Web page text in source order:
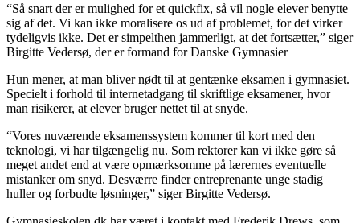
“Så snart der er mulighed for et quickfix, så vil nogle elever benytte
sig af det. Vi kan ikke moralisere os ud af problemet, for det virker
tydeligvis ikke. Det er simpelthen jammerligt, at det fortsætter,” siger
Birgitte Vedersø, der er formand for Danske Gymnasier
Hun mener, at man bliver nødt til at gentænke eksamen i gymnasiet.
Specielt i forhold til internetadgang til skriftlige eksamener, hvor
man risikerer, at elever bruger nettet til at snyde.
“Vores nuværende eksamenssystem kommer til kort med den
teknologi, vi har tilgængelig nu. Som rektorer kan vi ikke gøre så
meget andet end at være opmærksomme på lærernes eventuelle
mistanker om snyd. Desværre finder entreprenante unge stadig
huller og forbudte løsninger,” siger Birgitte Vedersø.